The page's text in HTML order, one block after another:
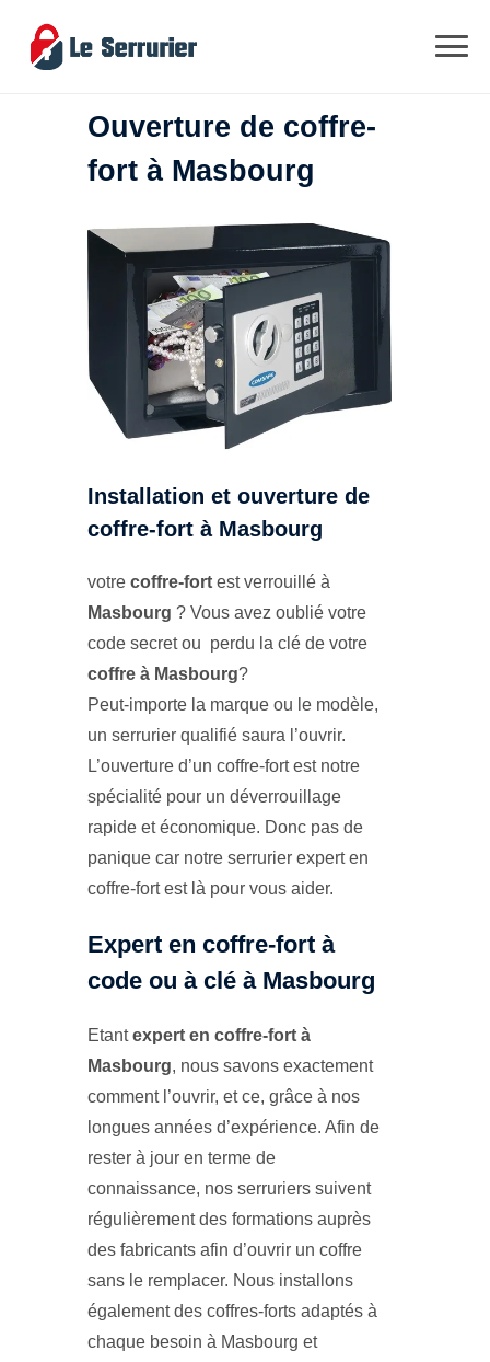
Ouverture de coffre-
fort à Masbourg
Installation et ouverture de
coffre-fort à Masbourg
votre coffre-fort est verrouillé à
Masbourg ? Vous avez oublié votre
code secret ou perdu la clé de votre
coffre à Masbourg?
Peut-importe la marque ou le modèle,
un serrurier qualifié saura l’ouvrir.
L’ouverture d’un coffre-fort est notre
spécialité pour un déverrouillage
rapide et économique. Donc pas de
panique car notre serrurier expert en
coffre-fort est là pour vous aider.
Expert en coffre-fort à
code ou à clé à Masbourg
Etantexpert en coffre-fort à
Masbourg, nous savons exactement
comment l’ouvrir, et ce, grâce à nos
longues années d’expérience. Afin de
rester à jour en terme de
connaissance, nos serruriers suivent
régulièrement des formations auprès
des fabricants afin d’ouvrir un coffre
sans le remplacer. Nous installons
également des coffres-forts adaptés à
chaque besoin à Masbourg et